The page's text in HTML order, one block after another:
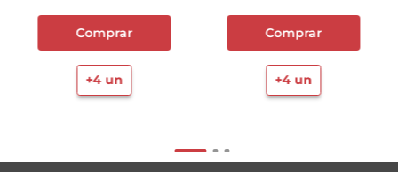
Comprar
+4un
Comprar
+4un